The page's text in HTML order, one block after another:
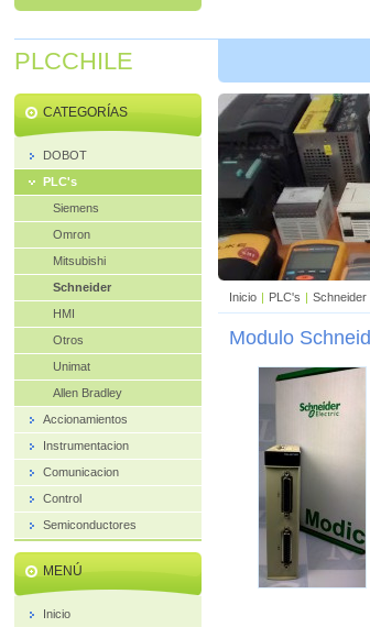
PLCCHILE
Inicio | PLC's | Schneider
Modulo
CATEGORÍAS
DOBOT
PLC's
Siemens
Omron
Mitsubishi
Schneider
HMI
Otros
Unimat
Allen Bradley
Accionamientos
Instrumentacion
Comunicacion
Control
Semiconductores
MENÚ
Inicio